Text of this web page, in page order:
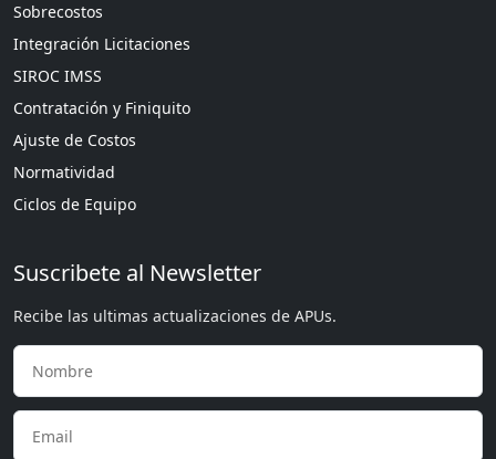
Sobrecostos
Integración Licitaciones
SIROC IMSS
Contratación y Finiquito
Ajuste de Costos
Normatividad
Ciclos de Equipo
Suscribete al Newsletter
Recibe las ultimas actualizaciones de APUs.